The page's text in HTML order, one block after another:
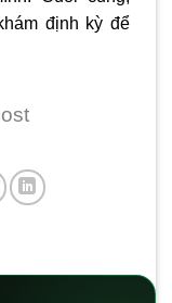
định kỳ để